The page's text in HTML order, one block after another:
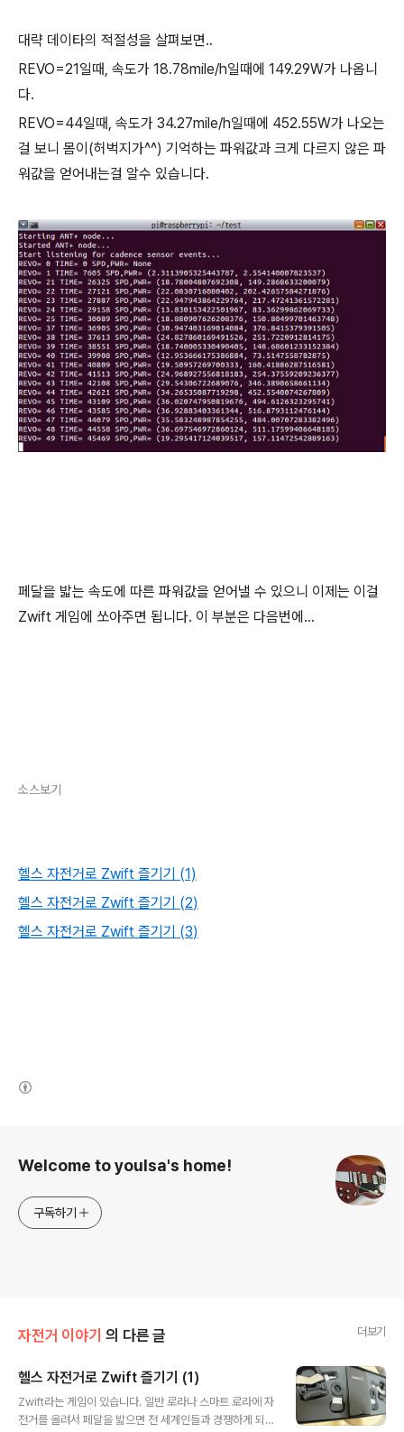
대략 데이타의 적절성을 살펴보면..
REVO=21일때, 속도가 18.78mile/h일때에 149.29W가 나옵니
다.
REVO=44일때, 속도가 34.27mile/h일때에 452.55W가 나오는
걸 보니 몸이(허벅지가^^) 기억하는 파워값과 크게 다르지 않은 파
워값을 얻어내는걸 알수 있습니다.
페달을 밟는 속도에 따른 파워값을 얻어낼 수 있으니 이제는 이걸
Zwift 게임에 쏘아주면 됩니다. 이 부분은 다음번에...
소스보기
헬스 자전거로 Zwift 즐기기 (1)
헬스 자전거로 Zwift 즐기기 (2)
헬스 자전거로 Zwift 즐기기 (3)
Welcome to youlsa's home!
구독하기
자전거 이야기 의 다른 글 더보기
헬스 자전거로 Zwift 즐기기 (1)
Zwift라는 게임이 있습니다. 일반 로라나 스마트 로라에 자
전거를 올려서 페달을 밟으면 전 세계인들과 경쟁하게 되